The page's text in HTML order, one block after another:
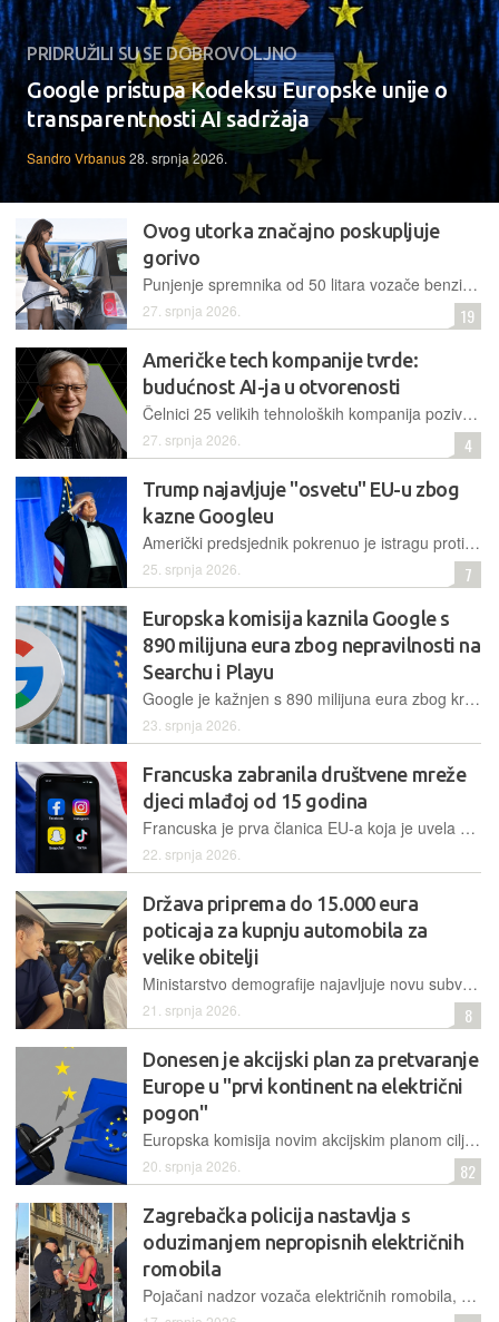
PRIDRUŽILI SU SE DOBROVOLJNO
Google pristupa Kodeksu Europske unije o
transparentnosti AI sadržaja
Sandro Vrbanus28. srpnja 2026.
Ovog utorka značajno poskupljuje
gorivo
Punjenje spremnika od 50 litara vozače benzinskih automobila stajati će četiri eura više, dok će vlasnici dizelaša izdvojiti čak osam eura više nego do sada
27. srpnja 2026. 19
Američke tech kompanije tvrde:
budućnost AI-ja u otvorenosti
Čelnici 25 velikih tehnoloških kompanija pozivaju SAD da ne ponavlja pogreške iz prošlosti te da očuva AI modele otvorenih težina kako bi se osigurali ekonomski napredak i globalna sigurnost
27. srpnja 2026. 4
Trump najavljuje "osvetu" EU-u zbog
kazne Googleu
Američki predsjednik pokrenuo je istragu protiv Europske unije zbog kazne Googleu od 890 milijuna eura te optužio Bruxelles za nepravedno tretiranje američkih tehnoloških tvrtki
25. srpnja 2026. 7
Europska komisija kaznila Google s
890 milijuna eura zbog nepravilnosti na
Searchu i Playu
Google je kažnjen s 890 milijuna eura zbog kršenja Akta o digitalnim tržištima na uslugama Google Search i Google Play te mu dala 60 dana za ispravak nepravilnosti
23. srpnja 2026.
Francuska zabranila društvene mreže
djeci mlađoj od 15 godina
Francuska je prva članica EU-a koja je uvela potpunu zabranu društvenih mreža za mlađe od 15 godina, dok slična ograničenja pripremaju Španjolska, Danska i Grčka
22. srpnja 2026.
Država priprema do 15.000 eura
poticaja za kupnju automobila za
velike obitelji
Ministarstvo demografije najavljuje novu subvenciju za nabavu vozila sa sedam sjedala, a novčanu će pomoć za to moći ostvariti obitelji s četvero ili više djece. O detaljima će izvijestiti uskoro
21. srpnja 2026. 8
Donesen je akcijski plan za pretvaranje
Europe u "prvi kontinent na električni
pogon"
Europska komisija novim akcijskim planom cilja na udio električne energije od 46% u konačnoj potrošnji do 2040. godine, čime želi smanjiti ovisnost o uvozu i potaknuti čistu tranziciju
20. srpnja 2026. 82
Zagrebačka policija nastavlja s
oduzimanjem nepropisnih električnih
romobila
Pojačani nadzor vozača električnih romobila, mopeda i motocikala u centru Zagreba rezultirao je brojnim kaznama i trajnim oduzimanjem jednog tehnički nepropisnog vozila